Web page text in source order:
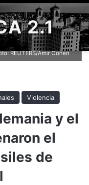
2.1
lanzados por las
proyectiles lanzados
REUTERS/Amir Cohen
Violencia
y el
el
de